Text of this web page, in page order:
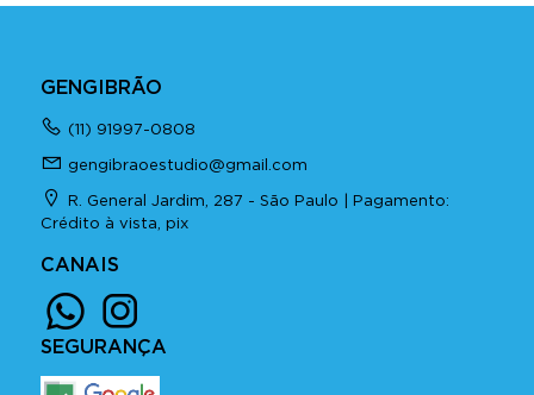
GENGIBRÃO
(11) 91997-0808
gengibraoestudio@gmail.com
R. General Jardim, 287 - São Paulo | Pagamento:
Crédito à vista, pix
CANAIS
SEGURANÇA